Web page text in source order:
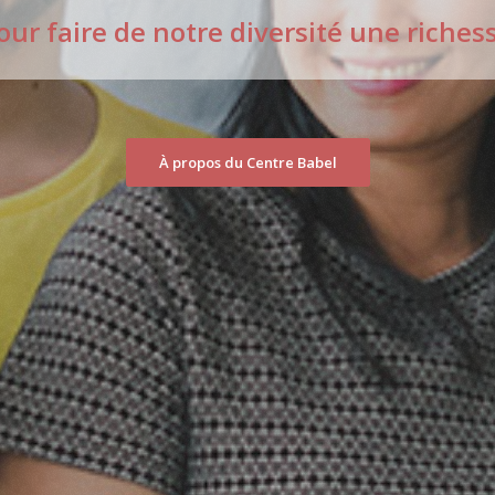
faire de notre diversité une
À propos du Centre Babel